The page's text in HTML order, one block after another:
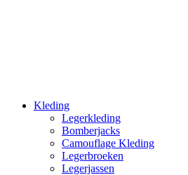
Kleding
Legerkleding
Bomberjacks
Camouflage Kleding
Legerbroeken
Legerjassen